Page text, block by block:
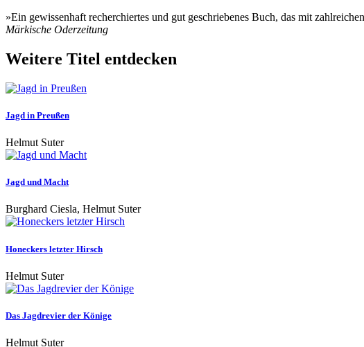
»Ein gewissenhaft recherchiertes und gut geschriebenes Buch, das mit
Märkische Oderzeitung
Weitere Titel entdecken
Jagd in Preußen
Helmut Suter
Jagd und Macht
Burghard Ciesla, Helmut Suter
Honeckers letzter Hirsch
Helmut Suter
Das Jagdrevier der Könige
Helmut Suter